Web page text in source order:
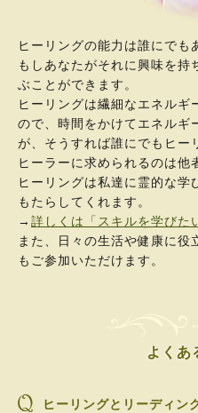
ヒーリングの能力は誰にでも
もしあなたがそれに興味を持
ぶことができます。
ヒーリングは繊細なエネルギ
ので、時間をかけてエネルギ
が、そうすれば誰にでもヒー
ヒーラーに求められるのは他
ヒーリングは私達に霊的な学
もたらしてくれます。
→ 詳しくは「スキルを学びた
また、日々の生活や健康に役
もご参加いただけます。
よくあ
ヒーリングとリーディン